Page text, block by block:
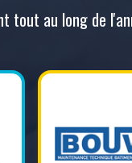
tout au long de